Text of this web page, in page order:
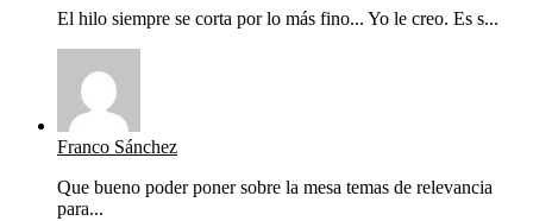
El hilo siempre se corta por lo más fino... Yo le creo. Es s...
Franco Sánchez
Que bueno poder poner sobre la mesa temas de relevancia
para...